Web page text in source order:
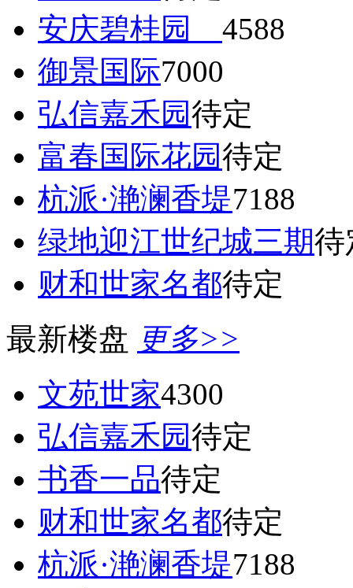
安庆碧桂园 4588
御景国际7000
弘信嘉禾园待定
富春国际花园待定
杭派·滟澜香堤7188
绿地迎江世纪城三期待
财和世家名都待定
最新楼盘 更多>>
文苑世家4300
弘信嘉禾园待定
书香一品待定
财和世家名都待定
杭派·滟澜香堤7188